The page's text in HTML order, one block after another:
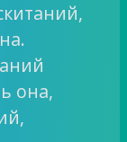
она,